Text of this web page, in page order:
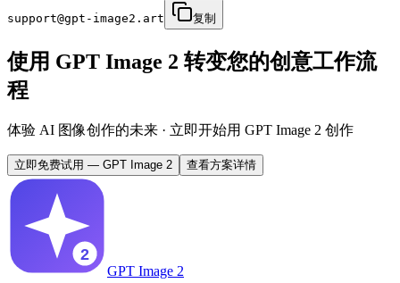
support@gpt-image2.art 复制
使用 GPT Image 2 转变您的创意工作流
程
体验 AI 图像创作的未来 · 立即开始用 GPT Image 2 创作
立即免费试用 — GPT Image 2 查看方案详情
GPT Image 2